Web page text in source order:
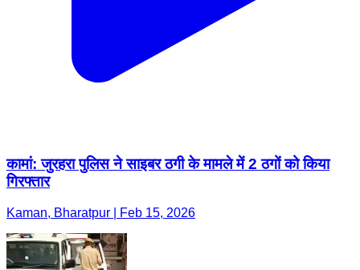
कामां: जुरहरा पुलिस ने साइबर ठगी के मामले में 2 ठगों को किया